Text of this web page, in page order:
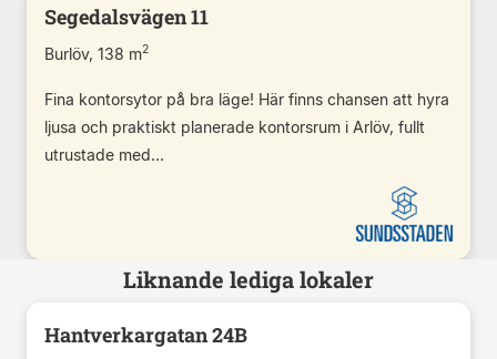
Segedalsvägen 11
Burlöv, 138 m2
Fina kontorsytor på bra läge! Här finns chansen att hyra
ljusa och praktiskt planerade kontorsrum i Arlöv, fullt
utrustade med...
Liknande lediga lokaler
Hantverkargatan 24B